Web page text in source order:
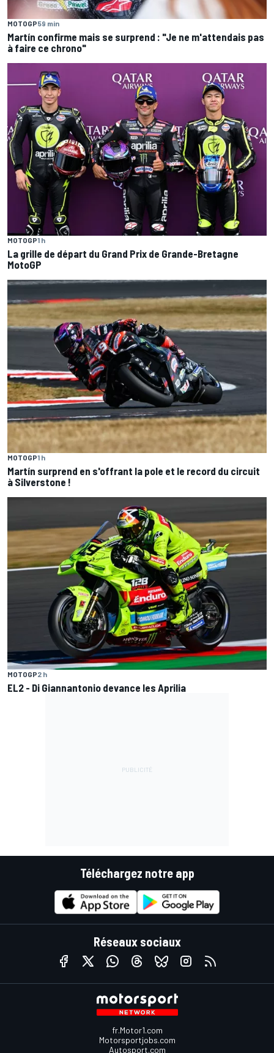
MOTOGP59 min
Martín confirme mais se surprend : "Je ne m'attendais pas
à faire ce chrono"
MOTOGP1 h
La grille de départ du Grand Prix de Grande-Bretagne
MotoGP
MOTOGP1 h
Martín surprend en s'offrant la pole et le record du circuit
à Silverstone !
MOTOGP2 h
EL2 - Di Giannantonio devance les Aprilia
Téléchargez notre app
Réseaux sociaux
fr.Motor1.com
Motorsportjobs.com
Autosport.com